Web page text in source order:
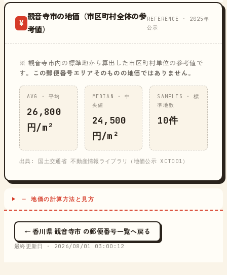
¥
観音寺市の地価（市区町村全体の参
考値）
REFERENCE · 2025年
公示
※ 観音寺市内の標準地から算出した市区町村単位の参考値で
す。
この郵便番号エリアそのものの地価ではありません。
AVG · 平均
26,800
円/m²
MEDIAN · 中
央値
24,500
円/m²
SAMPLES · 標
準地数
10件
出典: 国土交通省 不動産情報ライブラリ（地価公示 XCT001）
─ 地価の計算方法と見方
← 香川県 観音寺市 の郵便番号一覧へ戻る
最終更新日 · 2026/08/01 03:00:12